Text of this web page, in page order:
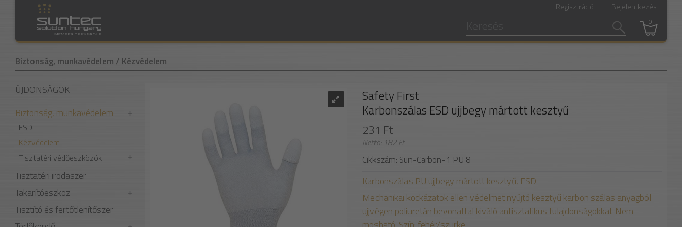
Regisztráció Bejelentkezés
0
Biztonság, munkavédelem / Kézvédelem
Safety First
Karbonszálas ESD ujjbegy mártott kesztyű
231 Ft
Nettó: 182 Ft
Cikkszám: Sun-Carbon-1 PU 8
Karbonszálas PU ujjbegy mártott kesztyű, ESD
Mechanikai kockázatok ellen védelmet nyújtó kesztyű karbon szálas anyagból
ujjvégen poliuretán bevonattal kiváló antisztatikus tulajdonságokkal. Nem
ÚJDONSÁGOK
Biztonság, munkavédelem
ESD
Kézvédelem
Tisztatéri védőeszközök
Tisztatéri irodaszer
Takarítóeszköz
Tisztító és fertőtlenítőszer